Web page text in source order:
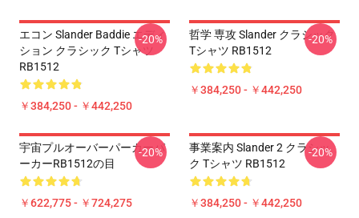
エコン Slander Baddie エディ
ション クラシック Tシャツ
RB1512
￥384,250 - ￥442,250
-20%
哲学 専攻 Slander クラシック
Tシャツ RB1512
￥384,250 - ￥442,250
-20%
宇宙プルオーバーパーカーパ
ーカーRB1512の目
￥622,775 - ￥724,275
-20%
事業案内 Slander 2 クラシッ
ク Tシャツ RB1512
￥384,250 - ￥442,250
-20%